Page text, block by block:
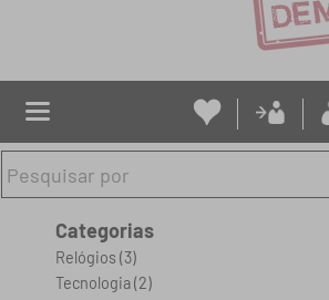
Categorias
Relógios (3)
Tecnologia(2)